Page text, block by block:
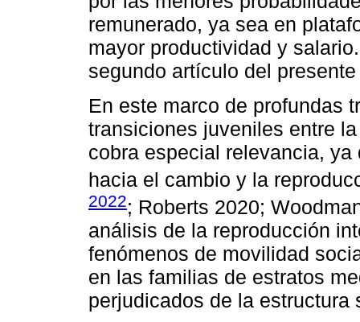
remunerado, ya sea en
mayor productividad y
segundo artículo del
En este marco de profundas
transiciones juveniles entre
cobra especial relevancia,
hacia el cambio y la
2022; Roberts 2020;
análisis de la reproducción
fenómenos de movilidad
en las familias de estratos
perjudicados de la estructura